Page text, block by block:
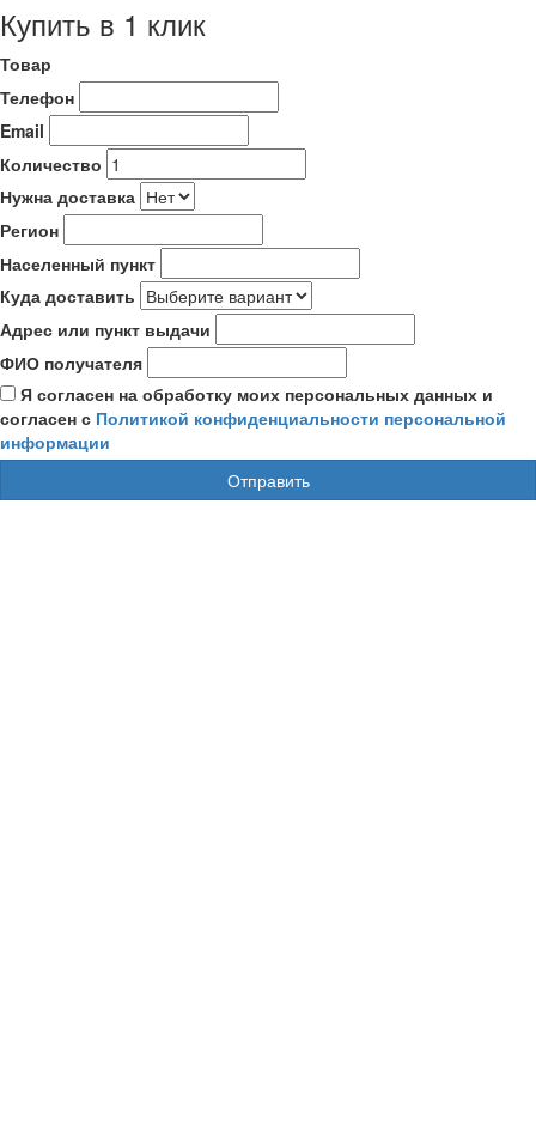
Купить в 1 клик
Товар
Телефон
Email
Количество
Нужна доставка
Регион
Населенный пункт
Куда доставить
Адрес или пункт выдачи
ФИО получателя
Я согласен на обработку моих персональных данных и
согласен с Политикой конфиденциальности персональной
информации
Отправить